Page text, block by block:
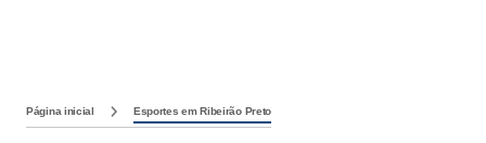
Página inicial Esportes em Ribeirão Preto